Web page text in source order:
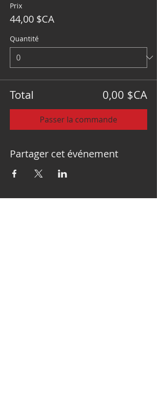
Prix
44,00 $CA
Quantité
Total 0,00 $CA
Passer la commande
Partager cet événement